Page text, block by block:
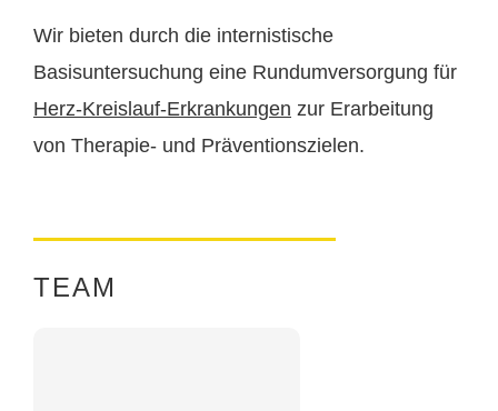
Wir bieten durch die internistische
Basisuntersuchung eine Rundumversorgung für
Herz-Kreislauf-Erkrankungen zur Erarbeitung
von Therapie- und Präventionszielen.
TEAM